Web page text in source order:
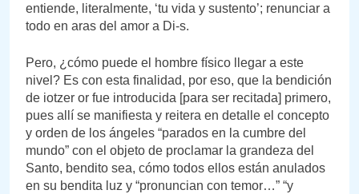
entiende, literalmente, ‘tu vida y sustento’; renunciar a
todo en aras del amor a Di-s.
Pero, ¿cómo puede el hombre físico llegar a este
nivel? Es con esta finalidad, por eso, que la bendición
de iotzer or fue introducida [para ser recitada] primero,
pues allí se manifiesta y reitera en detalle el concepto
y orden de los ángeles “parados en la cumbre del
mundo” con el objeto de proclamar la grandeza del
Santo, bendito sea, cómo todos ellos están anulados
en su bendita luz y “pronuncian con temor…” “y